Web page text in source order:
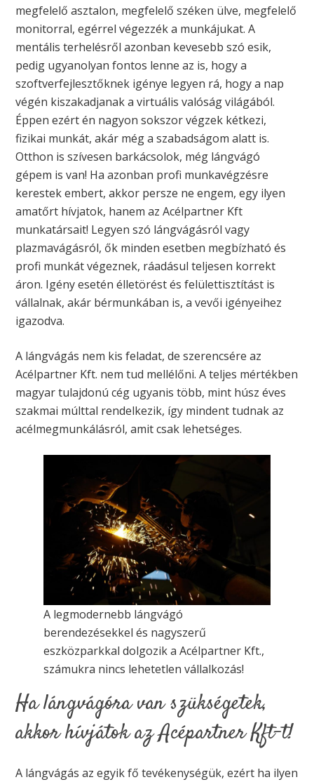
megfelelő asztalon, megfelelő széken ülve, megfelelő
monitorral, egérrel végezzék a munkájukat. A
mentális terhelésről azonban kevesebb szó esik,
pedig ugyanolyan fontos lenne az is, hogy a
szoftverfejlesztőknek igénye legyen rá, hogy a nap
végén kiszakadjanak a virtuális valóság világából.
Éppen ezért én nagyon sokszor végzek kétkezi,
fizikai munkát, akár még a szabadságom alatt is.
Otthon is szívesen barkácsolok, még lángvágó
gépem is van! Ha azonban profi munkavégzésre
kerestek embert, akkor persze ne engem, egy ilyen
amatőrt hívjatok, hanem az Acélpartner Kft
munkatársait! Legyen szó lángvágásról vagy
plazmavágásról, ők minden esetben megbízható és
profi munkát végeznek, ráadásul teljesen korrekt
áron. Igény esetén élletörést és felülettisztítást is
vállalnak, akár bérmunkában is, a vevői igényeihez
igazodva.
A lángvágás nem kis feladat, de szerencsére az
Acélpartner Kft. nem tud mellélőni. A teljes mértékben
magyar tulajdonú cég ugyanis több, mint húsz éves
szakmai múlttal rendelkezik, így mindent tudnak az
acélmegmunkálásról, amit csak lehetséges.
A legmodernebb lángvágó
berendezésekkel és nagyszerű
eszközparkkal dolgozik a Acélpartner Kft.,
számukra nincs lehetetlen vállalkozás!
Ha lángvágóra van szükségetek,
akkor hívjátok az Acépartner Kft-t!
A lángvágás az egyik fő tevékenységük, ezért ha ilyen